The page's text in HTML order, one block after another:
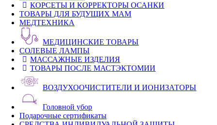
КОРСЕТЫ И КОРРЕКТОРЫ ОСАНКИ
ТОВАРЫ ДЛЯ БУДУЩИХ МАМ
МЕДТЕХНИКА
МЕДИЦИНСКИЕ ТОВАРЫ
СОЛЕВЫЕ ЛАМПЫ
МАССАЖНЫЕ ИЗДЕЛИЯ
ТОВАРЫ ПОСЛЕ МАСТЭКТОМИИ
ВОЗДУХООЧИСТИТЕЛИ И ИОНИЗАТОРЫ
Головной убор
Подарочные сертификаты